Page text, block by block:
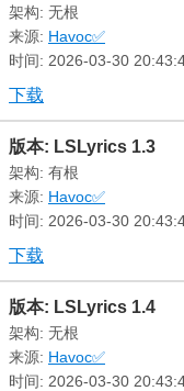
架构: 无根
来源: Havoc✅
时间: 2026-03-30
下载
版本: LSLyrics 1.3
架构: 有根
来源: Havoc✅
时间: 2026-03-30
下载
版本: LSLyrics 1.4
架构: 无根
来源: Havoc✅
时间: 2026-03-30